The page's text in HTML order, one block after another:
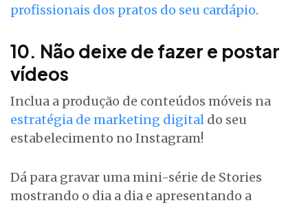
profissionais dos pratos do seu cardápio.
10. Não deixe de fazer e postar
vídeos
Inclua a produção de conteúdos móveis na
estratégia de marketing digital do seu
estabelecimento no Instagram!
Dá para gravar uma mini-série de Stories
mostrando o dia a dia e apresentando a